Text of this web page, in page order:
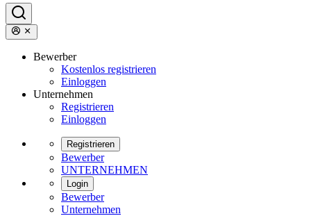
Bewerber
Kostenlos registrieren
Einloggen
Unternehmen
Registrieren
Einloggen
Registrieren
Bewerber
UNTERNEHMEN
Login
Bewerber
Unternehmen